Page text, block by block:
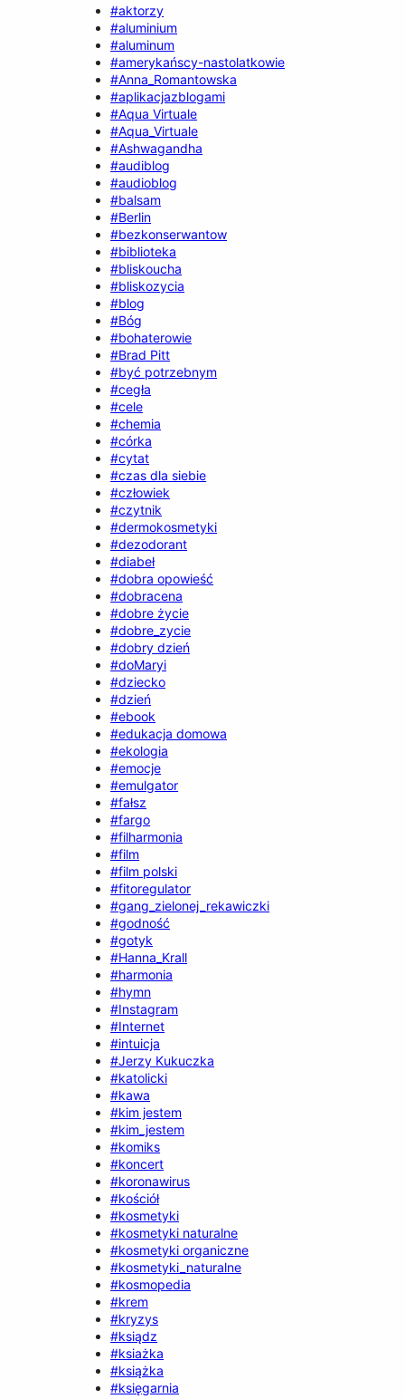
#aktorzy
#aluminium
#aluminum
#amerykańscy-nastolatkowie
#Anna_Romantowska
#aplikacjazblogami
#Aqua Virtuale
#Aqua_Virtuale
#Ashwagandha
#audiblog
#audioblog
#balsam
#Berlin
#bezkonserwantow
#biblioteka
#bliskoucha
#bliskozycia
#blog
#Bóg
#bohaterowie
#Brad Pitt
#być potrzebnym
#cegła
#cele
#chemia
#córka
#cytat
#czas dla siebie
#człowiek
#czytnik
#dermokosmetyki
#dezodorant
#diabeł
#dobra opowieść
#dobracena
#dobre życie
#dobre_zycie
#dobry dzień
#doMaryi
#dziecko
#dzień
#ebook
#edukacja domowa
#ekologia
#emocje
#emulgator
#fałsz
#fargo
#filharmonia
#film
#film polski
#fitoregulator
#gang_zielonej_rekawiczki
#godność
#gotyk
#Hanna_Krall
#harmonia
#hymn
#Instagram
#Internet
#intuicja
#Jerzy Kukuczka
#katolicki
#kawa
#kim jestem
#kim_jestem
#komiks
#koncert
#koronawirus
#kościół
#kosmetyki
#kosmetyki naturalne
#kosmetyki organiczne
#kosmetyki_naturalne
#kosmopedia
#krem
#kryzys
#ksiądz
#ksiażka
#książka
#księgarnia